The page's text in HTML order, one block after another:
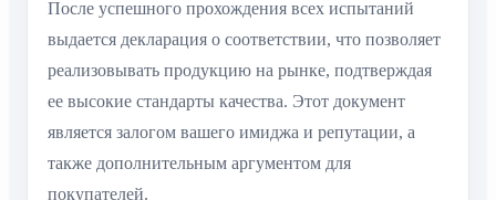
После успешного прохождения всех испытаний
выдается декларация о соответствии, что позволяет
реализовывать продукцию на рынке, подтверждая
ее высокие стандарты качества. Этот документ
является залогом вашего имиджа и репутации, а
также дополнительным аргументом для
покупателей.